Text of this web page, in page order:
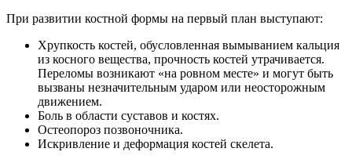
При развитии костной формы на первый план выступают:
Хрупкость костей, обусловленная вымыванием кальция
из косного вещества, прочность костей утрачивается.
Переломы возникают «на ровном месте» и могут быть
вызваны незначительным ударом или неосторожным
движением.
Боль в области суставов и костях.
Остеопороз позвоночника.
Искривление и деформация костей скелета.